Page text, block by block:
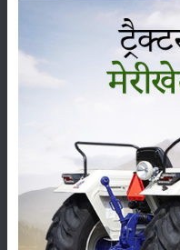
कीटनाशक
कृषि यंत्र